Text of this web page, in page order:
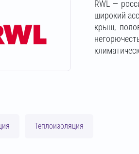
RWL —
широкий
крыш,
Теплоизоляция